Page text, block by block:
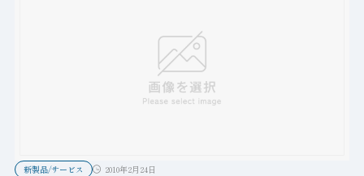
新製品/サービス 2010年2月24日